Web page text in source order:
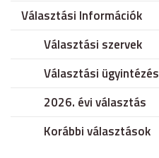
Választási Információk
Választási szervek
Választási ügyintézés
2026. évi választás
Korábbi választások